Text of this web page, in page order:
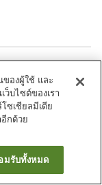
ตโนมัติ
ของผู้ใช้ และ
บไซต์ของเรา
ซเชียลมีเดีย
กด้วย
มรับทั้งหมด